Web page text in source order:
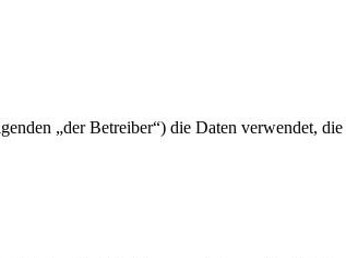
„der Betreiber“) die Daten verwendet,